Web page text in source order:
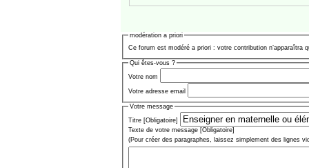
modération a priori
Ce forum est modéré a priori : votre contribution n’apparaîtra
Qui êtes-vous ?
Votre nom
Votre adresse email
Votre message
Titre [Obligatoire]
Texte de votre message [Obligatoire]
(Pour créer des paragraphes, laissez simplement des lignes